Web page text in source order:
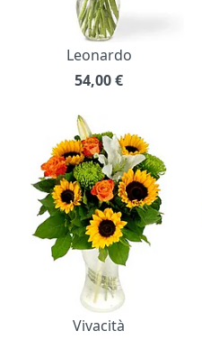
Leonardo
54,00€
Vivacità